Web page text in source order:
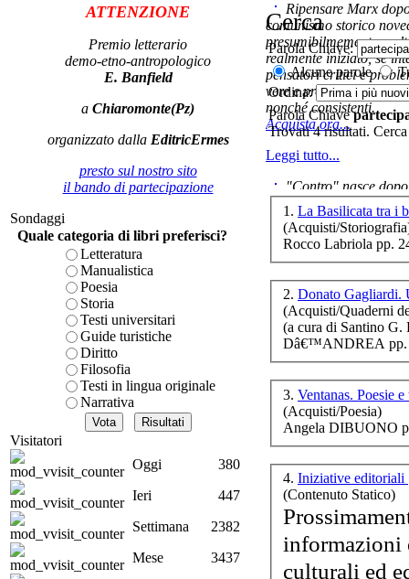
Il
ATTENZIONE
Premio letterario
demo-etno-antropologico
E. Banfield
a Chiaromonte(Pz)
organizzato dalla EditricErmes
presto sul nostro sito
il bando di partecipazione
Sondaggi
Quale categoria di libri preferisci?
Letteratura
Manualistica
Poesia
Storia
Testi universitari
Guide turistiche
Diritto
Filosofia
Testi in lingua originale
Narrativa
Visitatori
Oggi
380
Ieri
447
Settimana
2382
Mese
3437
Ripensare Marx
comunismo storico
presumibilmemente
realmente iniziato, se
pensatori critici e
vere e proprie correnti
nonché consistenti.
Acquista ora...
Leggi tutto...
"Contro" nasce
cominciato con la
ripensaremarx. i saggi
questa collaborazione
è teorica, sempre però
presente fase.
Acquista ora...
A feed could not be
http://www.lastampa.it/
Cerca
Parola Chiave:
Alcune parole
Ordina:
Parola Chiave
Trovati 4 risultati.
1. La Basilicata tra i
(Acquisti/
Rocco Labriola pp.
2. Donato Gagliardi.
(Acquisti/Quaderni
(a cura di Santino
Dâ€™ANDREA pp.
3. Ventanas. Poesie
(Acquisti/Poesia)
Angela DIBUONO
4. Iniziative editoriali
(Contenuto Statico)
Prossimamente in